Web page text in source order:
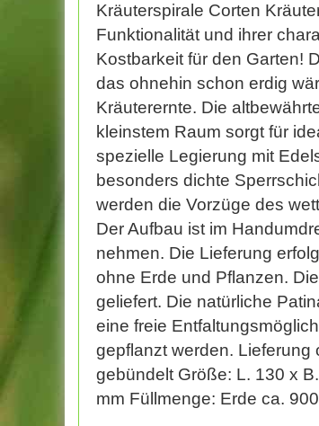
Kräuterspirale Corten
Funktionalität und ihrer
Kostbarkeit für den Garten!
das ohnehin schon erdig
Kräuterernte. Die
kleinstem Raum sorgt für
spezielle Legierung mit
besonders dichte
werden die Vorzüge des
Der Aufbau ist im
nehmen. Die Lieferung
ohne Erde und Pflanzen.
geliefert. Die natürliche
eine freie
gepflanzt werden. Lieferung
gebündelt Größe: L. 130 x
mm Füllmenge: Erde ca. 900 l